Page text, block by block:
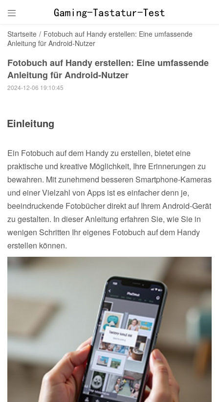

Startseite / Fotobuch auf Handy erstellen: Eine umfassende
Anleitung für Android-Nutzer
Fotobuch auf Handy erstellen: Eine umfassende
Anleitung für Android-Nutzer
2024-12-06 19:10:45
Einleitung
Ein Fotobuch auf dem Handy zu erstellen, bietet eine
praktische und kreative Möglichkeit, Ihre Erinnerungen zu
bewahren. Mit zunehmend besseren Smartphone-Kameras
und einer Vielzahl von Apps ist es einfacher denn je,
beeindruckende Fotobücher direkt auf Ihrem Android-Gerät
zu gestalten. In dieser Anleitung erfahren Sie, wie Sie in
wenigen Schritten Ihr eigenes Fotobuch auf dem Handy
erstellen können.